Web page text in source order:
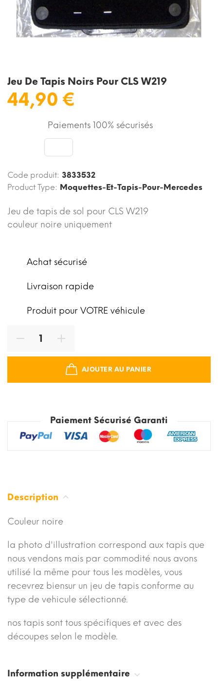
Jeu De Tapis Noirs Pour CLS W219
44,90 €
Paiements 100% sécurisés
Code produit: 3833532
Product Type: Moquettes-Et-Tapis-Pour-Mercedes
Jeu de tapis de sol pour CLS W219
couleur noire uniquement
Achat sécurisé
Livraison rapide
Produit pour VOTRE véhicule
AJOUTER AU PANIER
Paiement Sécurisé Garanti
Description
Couleur noire
la photo d'illustration correspond aux tapis que
nous vendons mais par commodité nous avons
utilisé la même pour tous les modèles, vous
recevrez biensur un jeu de tapis conforme au
type de vehicule sélectionné.
nos tapis sont tous spécifiques et avec des
découpes selon le modèle.
Information supplémentaire